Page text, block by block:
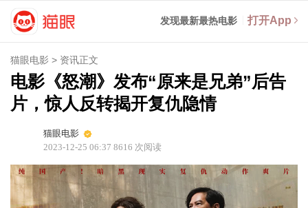
发现最新最热电影 打开App
猫眼电影 > 资讯正文
电影《怒潮》发布“原来是兄弟”后告
片，惊人反转揭开复仇隐情
猫眼电影
2023-12-25 06:37 8616 次阅读